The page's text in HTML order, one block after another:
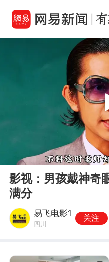
00:00
影视：男孩戴神奇
满分
易飞电影1
四川
关注